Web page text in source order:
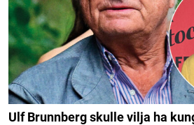
Ulf Brunnberg skulle vilja ha